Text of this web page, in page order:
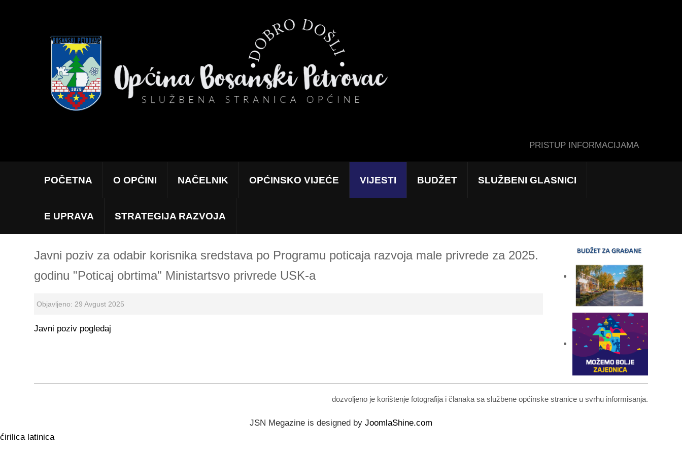
PRISTUP INFORMACIJAMA
POČETNA O OPĆINI NAČELNIK OPĆINSKO VIJEĆE VIJESTI BUDŽET SLUŽBENI GLASNICI
E UPRAVA STRATEGIJA RAZVOJA
Javni poziv za odabir korisnika sredstava po Programu poticaja razvoja male privrede za 2025.
godinu "Poticaj obrtima" Ministartsvo privrede USK-a
Objavljeno: 29 Avgust 2025
Javni poziv pogledaj
dozvoljeno je korištenje fotografija i članaka sa službene općinske stranice u svrhu informisanja.
JSN Megazine is designed by JoomlaShine.com
ćirilica latinica